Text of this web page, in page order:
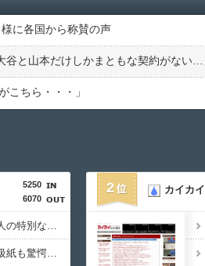
に各国から称賛の声
谷と山本だけしかまともな契約がない…
こちら・・・」
5250
6070
海外「日本は戦勝国なんだよ」 戦後の日本人の特別な生き様に各国から称賛の声
海外「日本人はなんて気高いんだ！」 英高級紙も驚愕した極限の中の日本人の姿に世界が衝撃
2 カイカ